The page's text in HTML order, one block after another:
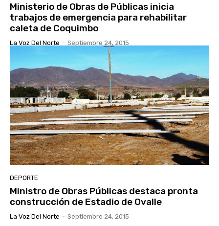
Ministerio de Obras de Públicas inicia
trabajos de emergencia para rehabilitar
caleta de Coquimbo
La Voz Del Norte - Septiembre 24, 2015
DEPORTE
Ministro de Obras Públicas destaca pronta
construcción de Estadio de Ovalle
La Voz Del Norte - Septiembre 24, 2015